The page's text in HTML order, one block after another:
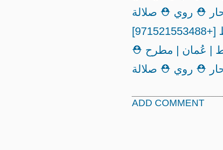
⛑️ روي ⛑️ صلالة
☎️احصل على طقم إجهاض تلقائي في مسقط [+971521553488]
| عُمان | مطرح ⛑️
ADD COMMENT